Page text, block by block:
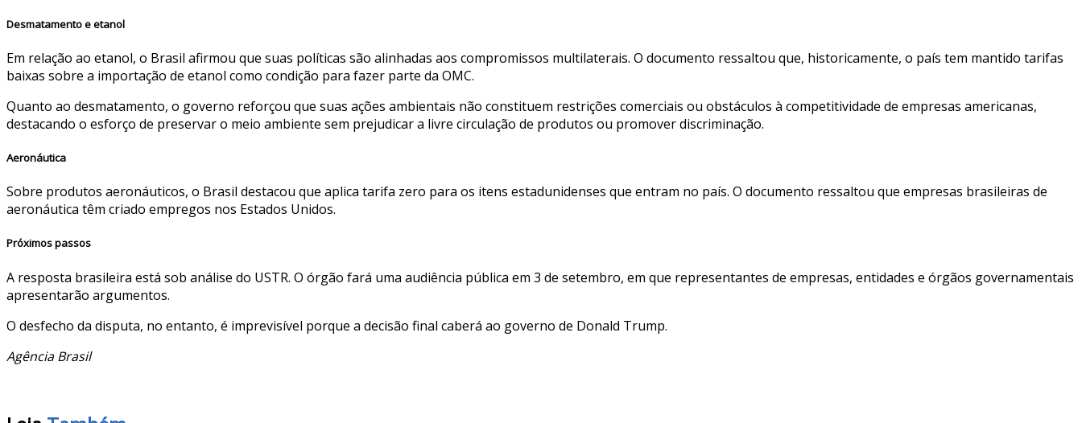
Desmatamento e etanol
Em relação ao etanol, o Brasil afirmou que suas políticas são alinhadas aos compromissos multilaterais. O documento ressaltou que, historicamente, o país tem mantido tarifas
baixas sobre a importação de etanol como condição para fazer parte da OMC.
Quanto ao desmatamento, o governo reforçou que suas ações ambientais não constituem restrições comerciais ou obstáculos à competitividade de empresas americanas,
destacando o esforço de preservar o meio ambiente sem prejudicar a livre circulação de produtos ou promover discriminação.
Aeronáutica
Sobre produtos aeronáuticos, o Brasil destacou que aplica tarifa zero para os itens estadunidenses que entram no país. O documento ressaltou que empresas brasileiras de
aeronáutica têm criado empregos nos Estados Unidos.
Próximos passos
A resposta brasileira está sob análise do USTR. O órgão fará uma audiência pública em 3 de setembro, em que representantes de empresas, entidades e órgãos governamentais
apresentarão argumentos.
O desfecho da disputa, no entanto, é imprevisível porque a decisão final caberá ao governo de Donald Trump.
Agência Brasil